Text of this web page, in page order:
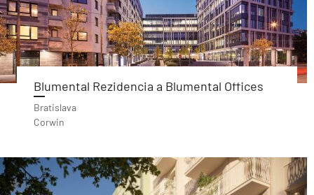
Blumental Rezidencia a Blumental Offices
Bratislava
Corwin